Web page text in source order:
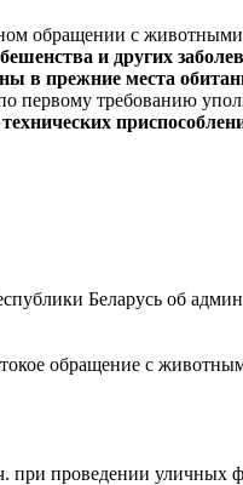
обращении с
и других
в прежние места
первому требованию
Беларусь об
обращение с
при проведении уличных